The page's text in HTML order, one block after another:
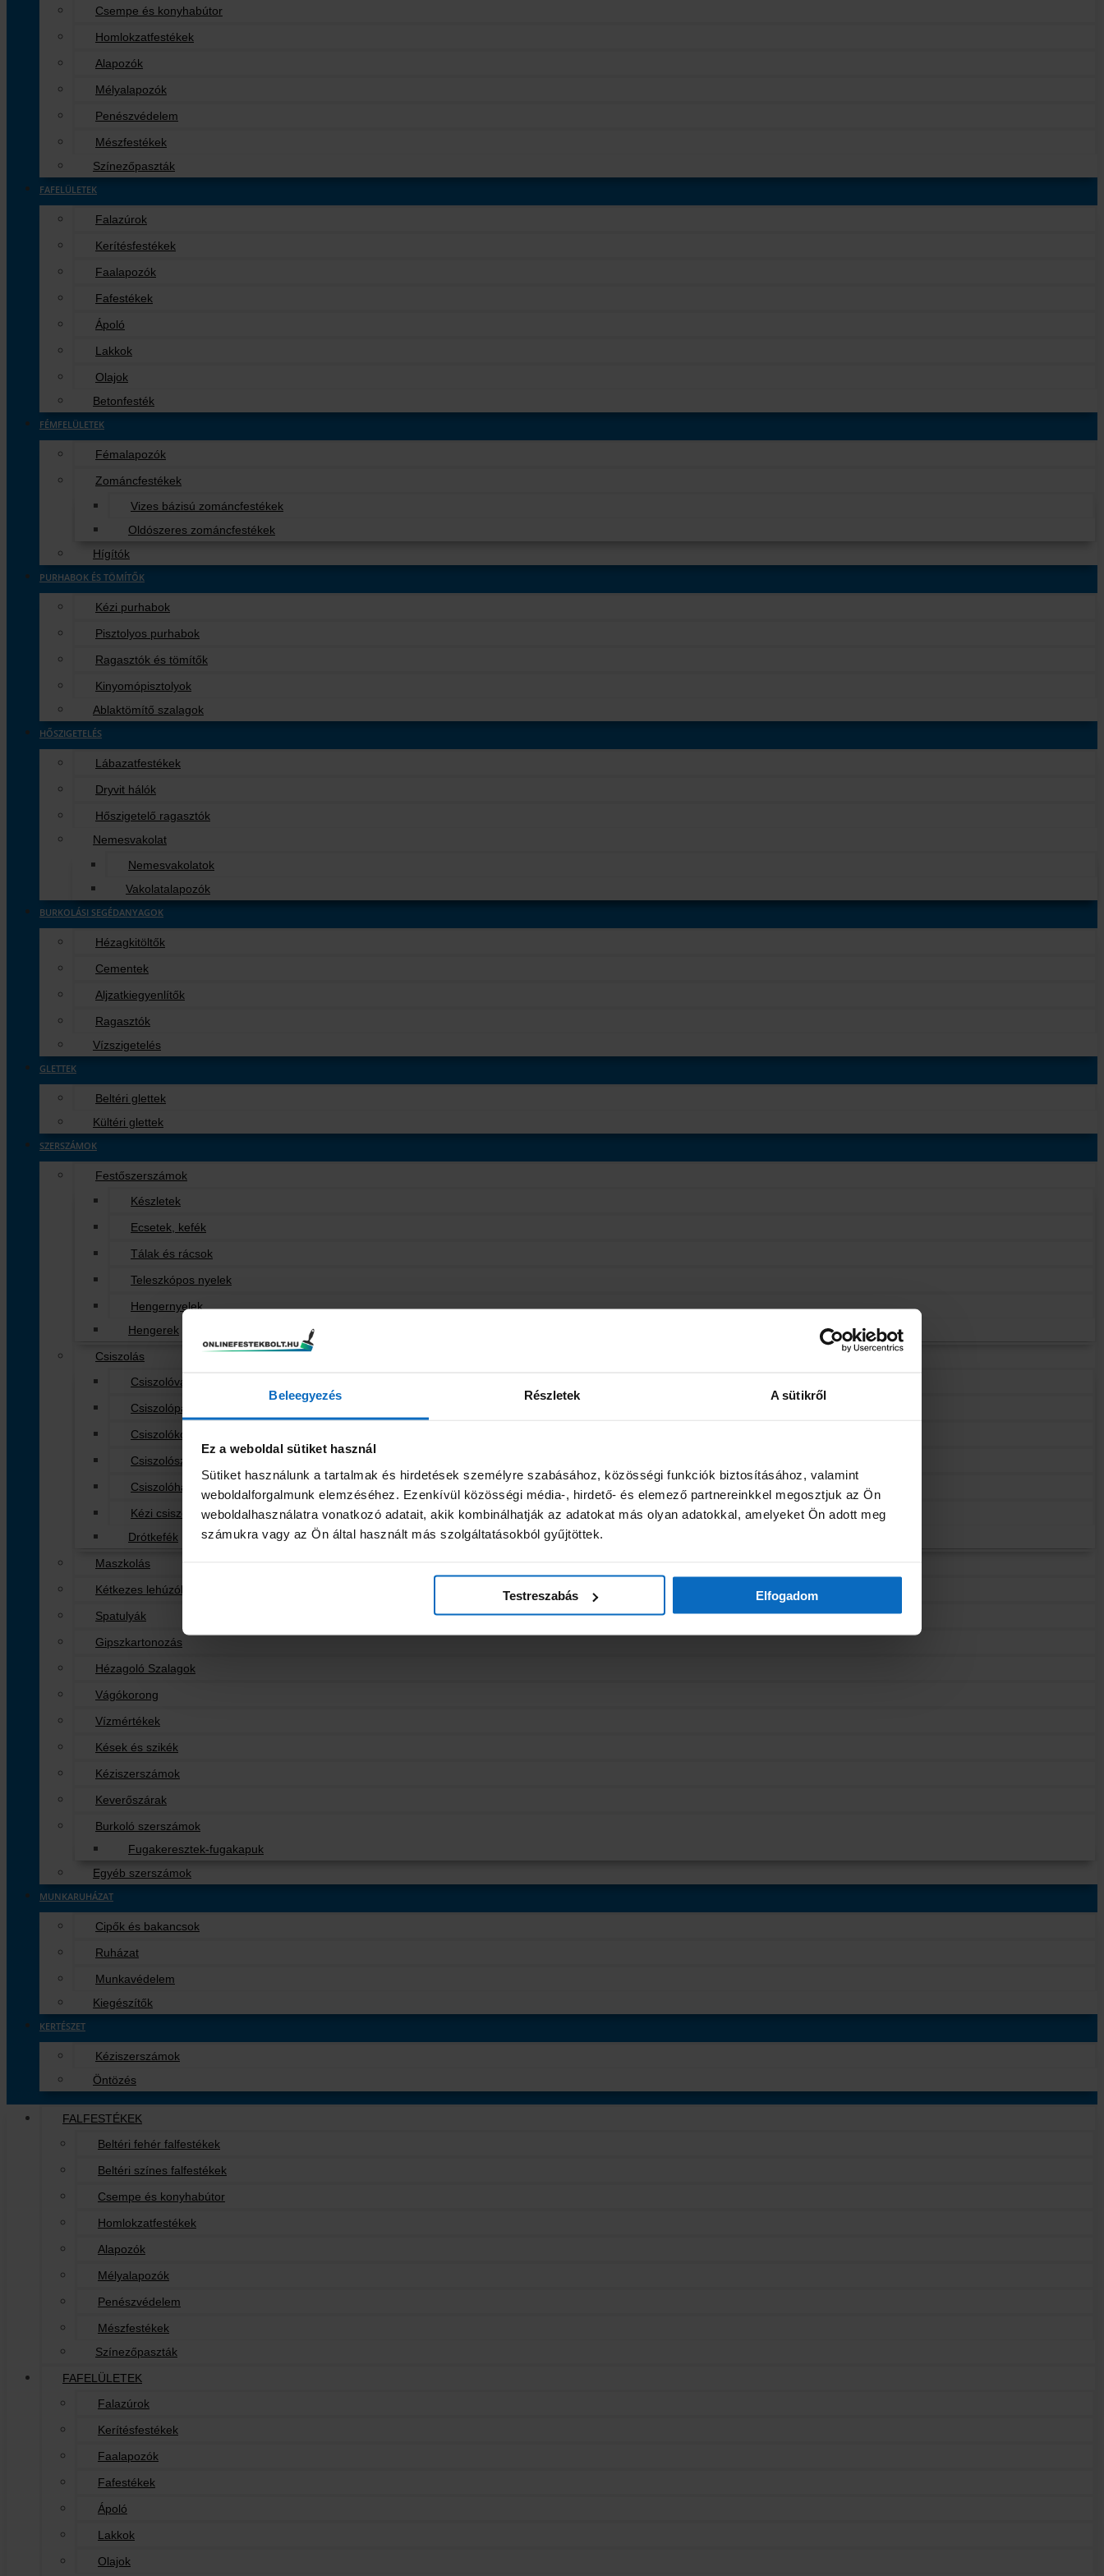
Beleegyezés Részletek A sütikről
Ez a weboldal sütiket használ
Sütiket használunk a tartalmak és hirdetések személyre szabásához, közösségi funkciók biztosításához, valamint
weboldalforgalmunk elemzéséhez. Ezenkívül közösségi média-, hirdető- és elemező partnereinkkel megosztjuk az Ön
weboldalhasználatra vonatkozó adatait, akik kombinálhatják az adatokat más olyan adatokkal, amelyeket Ön adott meg
számukra vagy az Ön által használt más szolgáltatásokból gyűjtöttek.
Testreszabás Elfogadom
Csempe és konyhabútor
Homlokzatfestékek
Alapozók
Mélyalapozók
Penészvédelem
Mészfestékek
Színezőpaszták
FAFELÜLETEK
Falazúrok
Kerítésfestékek
Faalapozók
Fafestékek
Ápoló
Lakkok
Olajok
Betonfesték
FÉMFELÜLETEK
Fémalapozók
Zománcfestékek
Vizes bázisú zománcfestékek
Oldószeres zománcfestékek
Hígítók
PURHABOK ÉS TÖMÍTŐK
Kézi purhabok
Pisztolyos purhabok
Ragasztók és tömítők
Kinyomópisztolyok
Ablaktömítő szalagok
HŐSZIGETELÉS
Lábazatfestékek
Dryvit hálók
Hőszigetelő ragasztók
Nemesvakolat
Nemesvakolatok
Vakolatalapozók
BURKOLÁSI SEGÉDANYAGOK
Hézagkitöltők
Cementek
Aljzatkiegyenlítők
Ragasztók
Vízszigetelés
GLETTEK
Beltéri glettek
Kültéri glettek
SZERSZÁMOK
Festőszerszámok
Készletek
Ecsetek, kefék
Tálak és rácsok
Teleszkópos nyelek
Hengernyelek
Hengerek
Csiszolás
Csiszolóvászon
Csiszolópapír
Csiszolókorong
Csiszolószivacs
Csiszolóháló
Kézi csiszolók
Drótkefék
Maszkolás
Kétkezes lehúzók
Spatulyák
Gipszkartonozás
Hézagoló Szalagok
Vágókorong
Vízmértékek
Kések és szikék
Kéziszerszámok
Keverőszárak
Burkoló szerszámok
Fugakeresztek-fugakapuk
Egyéb szerszámok
MUNKARUHÁZAT
Cipők és bakancsok
Ruházat
Munkavédelem
Kiegészítők
KERTÉSZET
Kéziszerszámok
Öntözés
FALFESTÉKEK
Beltéri fehér falfestékek
Beltéri színes falfestékek
Csempe és konyhabútor
Homlokzatfestékek
Alapozók
Mélyalapozók
Penészvédelem
Mészfestékek
Színezőpaszták
FAFELÜLETEK
Falazúrok
Kerítésfestékek
Faalapozók
Fafestékek
Ápoló
Lakkok
Olajok